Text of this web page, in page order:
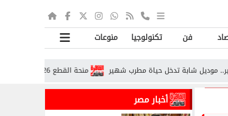
فن تكنولوجيا منوعات
منحة القطع 2026.. من يستحقها وكم تبلغ قيمتها وفق التأمينات؟ شابة تدخل حياة مطرب شهير
أخبار مصر